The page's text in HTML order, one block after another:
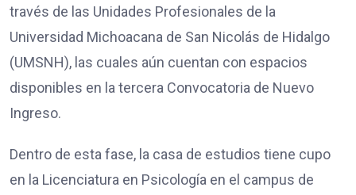
través de las Unidades Profesionales de la
Universidad Michoacana de San Nicolás de Hidalgo
(UMSNH), las cuales aún cuentan con espacios
disponibles en la tercera Convocatoria de Nuevo
Ingreso.
Dentro de esta fase, la casa de estudios tiene cupo
en la Licenciatura en Psicología en el campus de